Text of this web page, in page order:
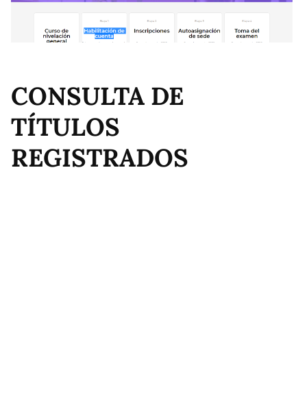
CONSULTA DE
TÍTULOS
REGISTRADOS